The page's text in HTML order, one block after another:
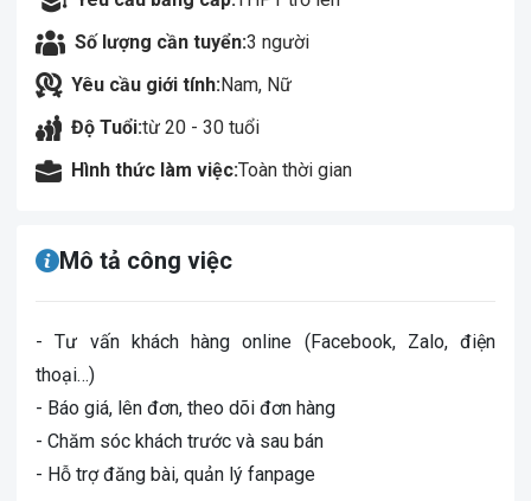
Số lượng cần tuyển:3 người
Yêu cầu giới tính:Nam, Nữ
Độ Tuổi:từ 20 - 30 tuổi
Hình thức làm việc:Toàn thời gian
Mô tả công việc
- Tư vấn khách hàng online (Facebook, Zalo, điện
thoại…)
- Báo giá, lên đơn, theo dõi đơn hàng
- Chăm sóc khách trước và sau bán
- Hỗ trợ đăng bài, quản lý fanpage